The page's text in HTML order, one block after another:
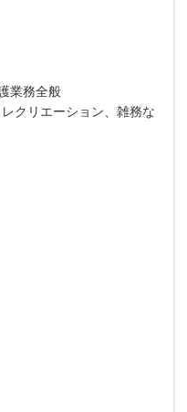
業務全般
クリエーション、雑務な